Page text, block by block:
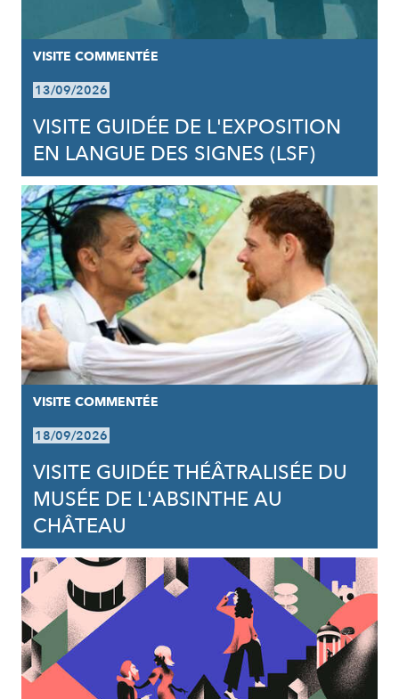
VISITE COMMENTÉE
13/09/2026
VISITE GUIDÉE DE L'EXPOSITION
EN LANGUE DES SIGNES (LSF)
VISITE COMMENTÉE
18/09/2026
VISITE GUIDÉE THÉÂTRALISÉE DU
MUSÉE DE L'ABSINTHE AU
CHÂTEAU